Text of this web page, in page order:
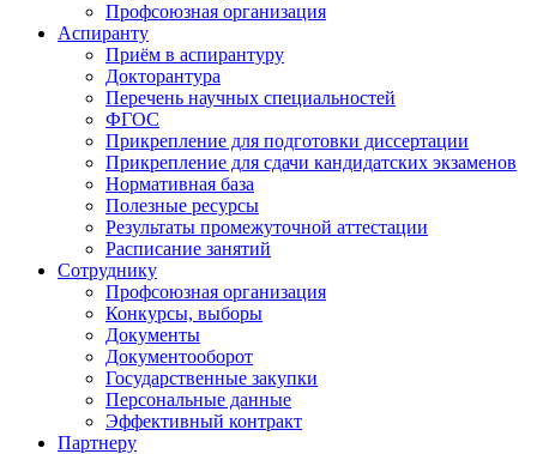
Профсоюзная организация
Аспиранту
Приём в аспирантуру
Докторантура
Перечень научных специальностей
ФГОС
Прикрепление для подготовки диссертации
Прикрепление для сдачи кандидатских экзаменов
Нормативная база
Полезные ресурсы
Результаты промежуточной аттестации
Расписание занятий
Сотруднику
Профсоюзная организация
Конкурсы, выборы
Документы
Документооборот
Государственные закупки
Персональные данные
Эффективный контракт
Партнеру